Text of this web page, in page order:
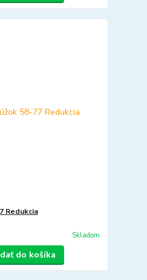
Redukcia
Skladom
do košíka